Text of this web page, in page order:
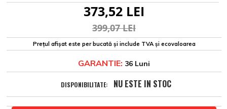
373,52 LEI
399,07 LEI
Prețul afișat este per bucată și include TVA și ecovaloarea
GARANTIE: 36 Luni
DISPONIBILITATE: NU ESTE IN STOC